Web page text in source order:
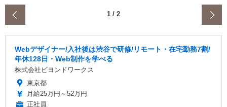
1 / 2
Webデザイナー/入社後は渋谷で研修/リモート・在宅勤務7割/
年休128日・Web制作を学べる
株式会社ビヨンドワークス
東京都
月給25万円～52万円
正社員